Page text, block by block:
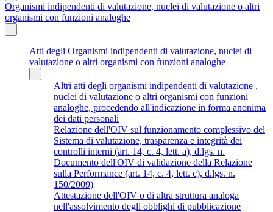
Organismi indipendenti di valutazione, nuclei di valutazione o altri
organismi con funzioni analoghe
Atti degli Organismi indipendenti di valutazione, nuclei di
valutazione o altri organismi con funzioni analoghe
Altri atti degli organismi indipendenti di valutazione ,
nuclei di valutazione o altri organismi con funzioni
analoghe, procedendo all'indicazione in forma anonima
dei dati personali
Relazione dell'OIV sul funzionamento complessivo del
Sistema di valutazione, trasparenza e integrità dei
controlli interni (art. 14, c. 4, lett. a), d.lgs. n.
Documento dell'OIV di validazione della Relazione
sulla Performance (art. 14, c. 4, lett. c), d.lgs. n.
150/2009)
Attestazione dell'OIV o di altra struttura analoga
nell'assolvimento degli obblighi di pubblicazione